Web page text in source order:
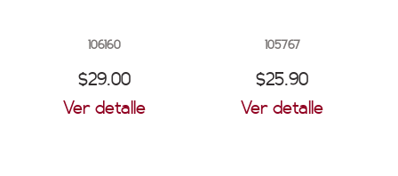
106160
$29.00
Ver detalle
105767
$25.90
Ver detalle